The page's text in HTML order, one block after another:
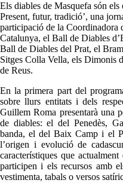
Els diables de Masquefa són
Present, futur, tradició’, una
participació de la Coordinadora
Catalunya, el Ball de Diables
Ball de Diables del Prat, el
Sitges Colla Vella, els Dimonis
de Reus.
En la primera part del
sobre llurs entitats i dels
Guillem Roma presentarà una
de diables: el del Penedès,
banda, el del Baix Camp i el
l’origen i evolució de
característiques que
participen i els recursos amb
vestimenta, tabals o versos